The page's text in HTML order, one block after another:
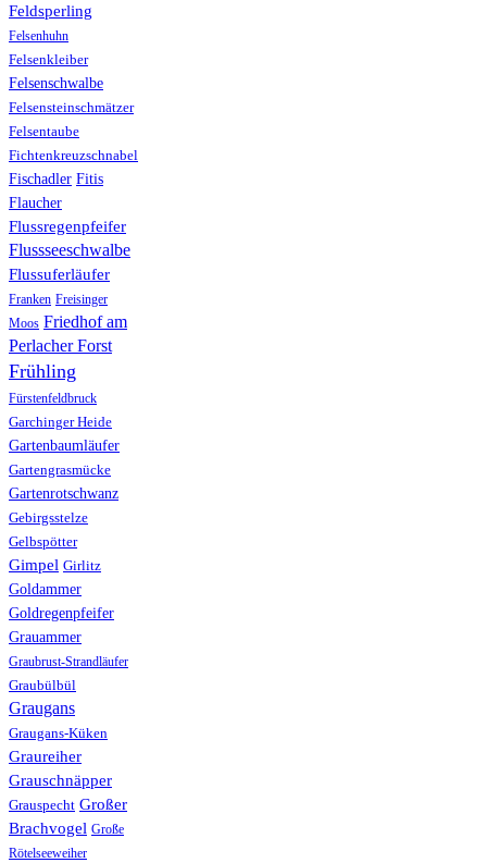
Feldsperling
Felsenhuhn
Felsenkleiber
Felsenschwalbe
Felsensteinschmätzer
Felsentaube
Fichtenkreuzschnabel
Fischadler Fitis
Flaucher
Flussregenpfeifer
Flussseeschwalbe
Flussuferläufer
Franken Freisinger
Moos Friedhof am
Perlacher Forst
Frühling
Fürstenfeldbruck
Garchinger Heide
Gartenbaumläufer
Gartengrasmücke
Gartenrotschwanz
Gebirgsstelze
Gelbspötter
Gimpel Girlitz
Goldammer
Goldregenpfeifer
Grauammer
Graubrust-Strandläufer
Graubülbül
Graugans
Graugans-Küken
Graureiher
Grauschnäpper
Grauspecht Großer
Brachvogel Große
Rötelseeweiher